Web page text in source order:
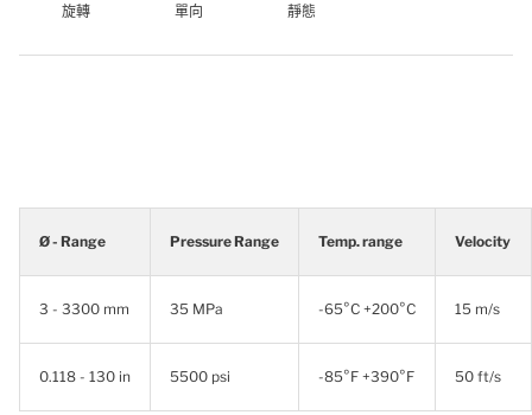
旋轉 單向 靜態
Ø - Range Pressure Range Temp. range Velocity
3 - 3300 mm 35 MPa -65°C +200°C 15 m/s
0.118 - 130 in 5500 psi -85°F +390°F 50 ft/s